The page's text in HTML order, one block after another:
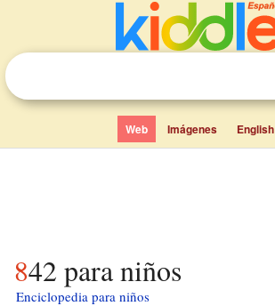
Web Imágenes English
842 para niños
Enciclopedia para niños